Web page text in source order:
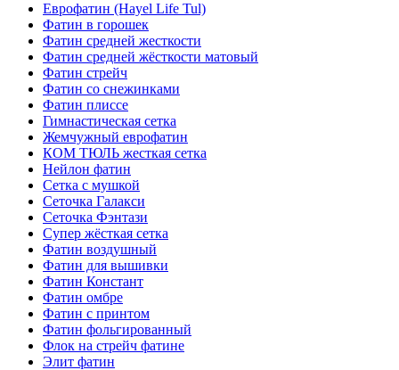
Еврофатин (Hayel Life Tul)
Фатин в горошек
Фатин средней жесткости
Фатин средней жёсткости матовый
Фатин стрейч
Фатин со снежинками
Фатин плиссе
Гимнастическая сетка
Жемчужный еврофатин
КОМ ТЮЛЬ жесткая сетка
Нейлон фатин
Сетка с мушкой
Сеточка Галакси
Сеточка Фэнтази
Супер жёсткая сетка
Фатин воздушный
Фатин для вышивки
Фатин Констант
Фатин омбре
Фатин с принтом
Фатин фольгированный
Флок на стрейч фатине
Элит фатин